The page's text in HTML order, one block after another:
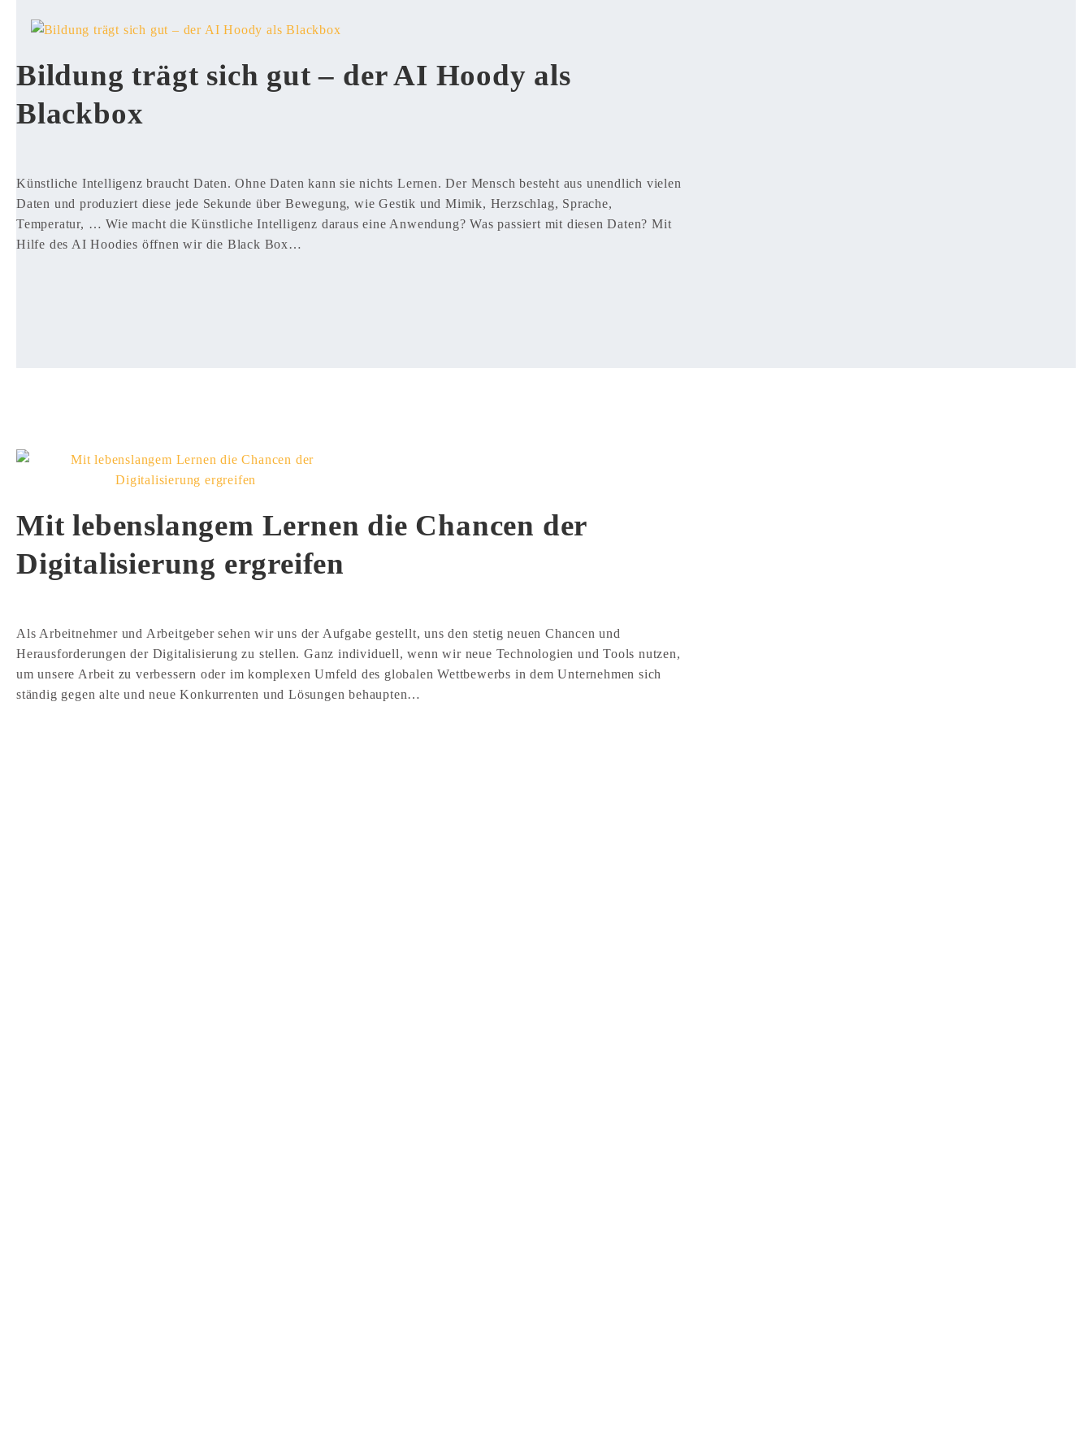
Bildung trägt sich gut – der AI Hoody als
Blackbox
Künstliche Intelligenz braucht Daten. Ohne Daten kann sie nichts Lernen. Der Mensch besteht aus unendlich vielen
Daten und produziert diese jede Sekunde über Bewegung, wie Gestik und Mimik, Herzschlag, Sprache,
Temperatur, … Wie macht die Künstliche Intelligenz daraus eine Anwendung? Was passiert mit diesen Daten? Mit
Hilfe des AI Hoodies öffnen wir die Black Box…
Mit lebenslangem Lernen die Chancen der
Digitalisierung ergreifen
Als Arbeitnehmer und Arbeitgeber sehen wir uns der Aufgabe gestellt, uns den stetig neuen Chancen und
Herausforderungen der Digitalisierung zu stellen. Ganz individuell, wenn wir neue Technologien und Tools nutzen,
um unsere Arbeit zu verbessern oder im komplexen Umfeld des globalen Wettbewerbs in dem Unternehmen sich
ständig gegen alte und neue Konkurrenten und Lösungen behaupten…